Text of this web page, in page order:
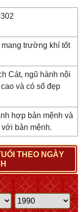
trường khí tốt
Cát, ngũ hành nội
và có số đẹp
hợp bản mệnh và
bản mệnh.
THEO NGÀY